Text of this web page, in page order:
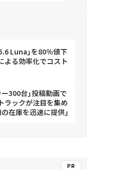
Luna」を80％値下
る効率化でコスト
300台」投稿動画で
ラックが注目を集め
在庫を迅速に提供」
PR